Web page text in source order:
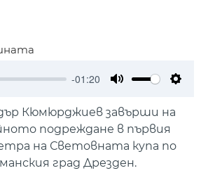
-01:20
Кюмюрджиев завърши на
подреждане в първия
на Световната купа по
град Дрезден.